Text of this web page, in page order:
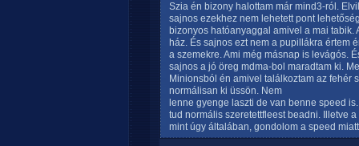
Szia én bizony halottam már mind3-ról.
sajnos ezekhez nem lehetett pont
bizonyos hatóanyaggal amivel a mai
ház. És sajnos ezt nem a pupillákra értem
a szemekre. Ami még másnap is levágós.
sajnos a jó öreg mdma-bol maradtam ki.
Minionsból én amivel találkoztam az fehér
normálisan ki üssön. Nem
lenne gyenge laszti de van benne speed
tud normális szeretettfleest beadni. Illetve
mint úgy általában, gondolom a speed